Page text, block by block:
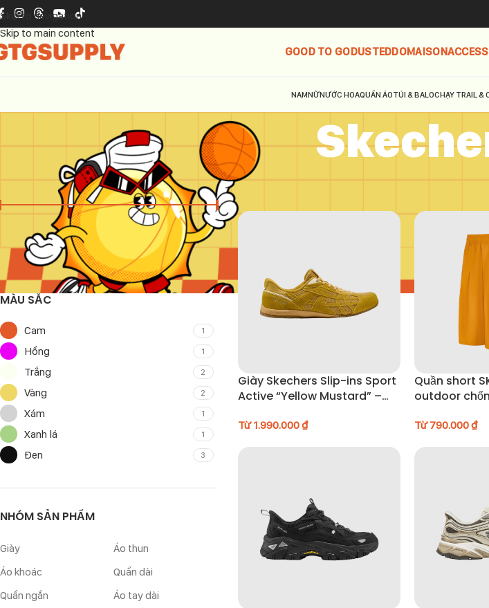
Skip to navigation
Skip to main content
GOOD TO GODUSTEDDOMAISON
NAMNỮNƯỚC HOAQUẦN ÁOTÚI & BALOCHẠY TRAIL &
GIÁ
LỌC
790.000 ₫—2.290.000 ₫
MÀU SẮC
Cam 1
Hồng 1
Trắng 2
Vàng 2
Xám 1
Xanh lá 1
Đen 3
NHÓM SẢN PHẨM
Giày
Áo thun
Áo khoác
Quần dài
Quần ngắn
Áo tay dài
Trang chủ Skechers
Giày Skechers Slip-ins Sport
Active “Yellow Mustard” –
Từ1.990.000₫
Quần short
outdoor
Từ790.000₫